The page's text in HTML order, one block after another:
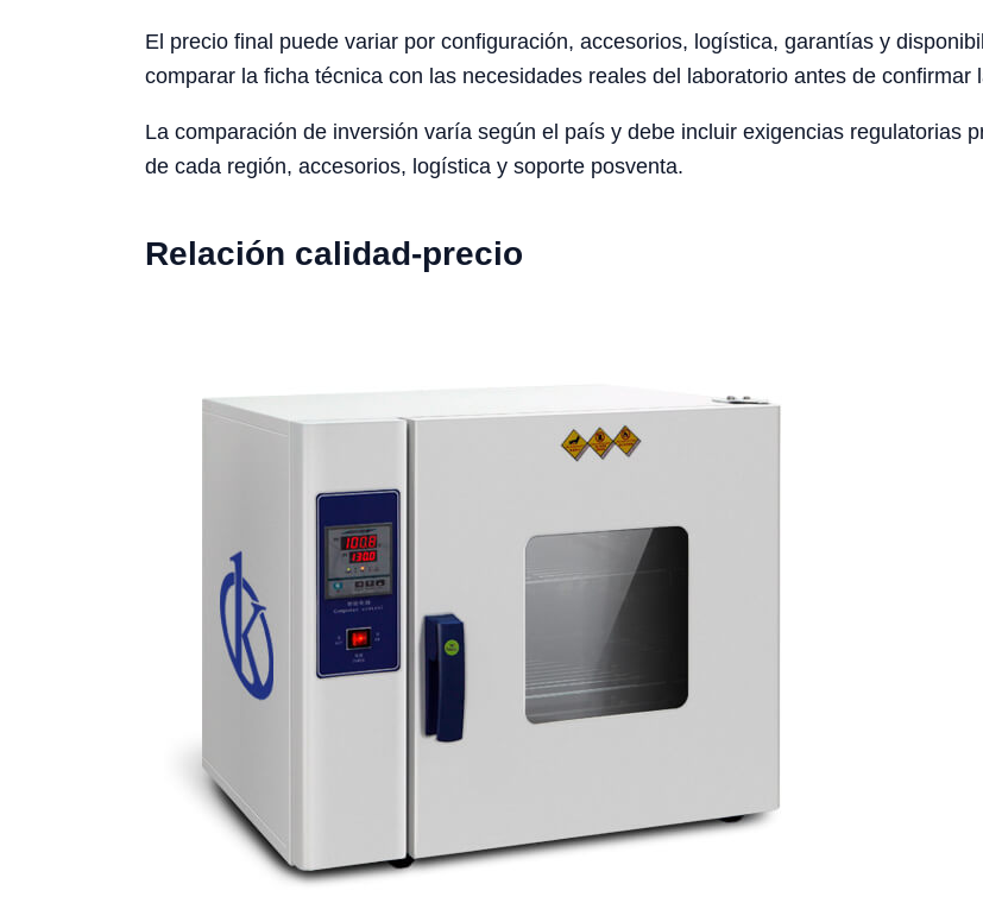
El precio final puede variar por configuración, accesorios, logística, garantías y
comparar la ficha técnica con las necesidades reales del laboratorio antes de confirmar
La comparación de inversión varía según el país y debe incluir exigencias regulatorias
de cada región, accesorios, logística y soporte posventa.
Relación calidad-precio